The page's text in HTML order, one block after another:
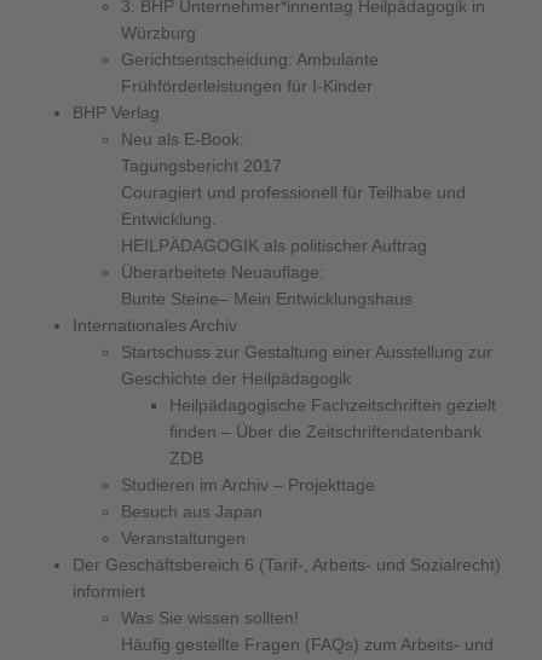
3. BHP Unternehmer*innentag Heilpädagogik in
Würzburg
Gerichtsentscheidung: Ambulante
Frühförderleistungen für I-Kinder
BHP Verlag
Neu als E-Book:
Tagungsbericht 2017
Couragiert und professionell für Teilhabe und
Entwicklung.
HEILPÄDAGOGIK als politischer Auftrag
Überarbeitete Neuauflage:
Bunte Steine– Mein Entwicklungshaus
Internationales Archiv
Startschuss zur Gestaltung einer Ausstellung zur
Geschichte der Heilpädagogik
Heilpädagogische Fachzeitschriften gezielt
finden – Über die Zeitschriftendatenbank
ZDB
Studieren im Archiv – Projekttage
Besuch aus Japan
Veranstaltungen
Der Geschäftsbereich 6 (Tarif-, Arbeits- und Sozialrecht)
informiert
Was Sie wissen sollten!
Häufig gestellte Fragen (FAQs) zum Arbeits- und